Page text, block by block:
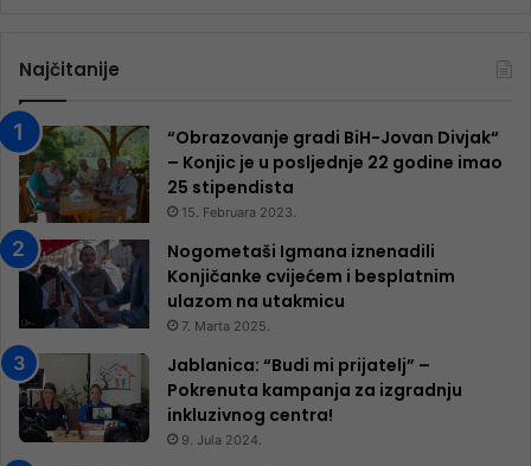
Najčitanije
“Obrazovanje gradi BiH-Jovan Divjak“
– Konjic je u posljednje 22 godine imao
25 ​​stipendista
15. Februara 2023.
Nogometaši Igmana iznenadili
Konjičanke cvijećem i besplatnim
ulazom na utakmicu
7. Marta 2025.
Jablanica: “Budi mi prijatelj” –
Pokrenuta kampanja za izgradnju
inkluzivnog centra!
9. Jula 2024.